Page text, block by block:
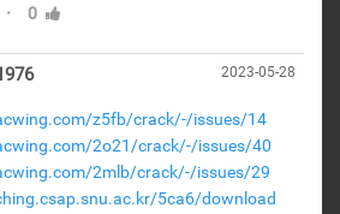
· 0
2023-05-28
z5fb/crack/-/issues/14
2o21/crack/-/issues/40
2mlb/crack/-/issues/29
5ca6/download